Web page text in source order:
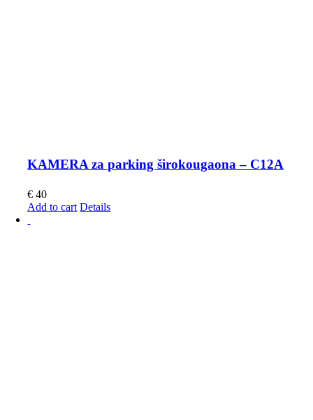
KAMERA za parking širokougaona – C12A
€ 40
Add to cart Details